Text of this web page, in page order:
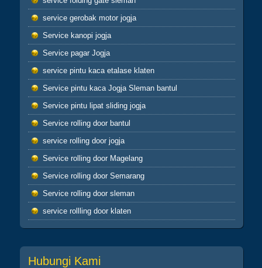
untuk dirimu sendiri dan jika engkau berbuat
buruk maka perbuatan burukmu itu untuk
dirimu sendiri(Q.S.17:7) tiada yang tertukar
atau meleset jangan pernah salahkan keadaan
atau orang lain karena semua perbuatan kita
pasti kembali kepada diri kita sendiri
hikmah 4
Apabila telah ditunaikan sholat,maka
bertebaranlah kamu dimuka bumi dan carilah
karunia Allah dan ingatlah allah banyak-
banyak agar kamu beruntung (Q.S.62:10)
Sahabatku..karunia Allah tak hanya berbentuk
uang,bisa
ilmu,hikmah,kesehatan,silaturahmi,kekuatan
iman dan lain-lain. Insyaallah semua jadi
ibadah
service gerobak motor jogja
Service kanopi jogja
Service pagar Jogja
service pintu kaca etalase klaten
Service pintu kaca Jogja Sleman bantul
Service pintu lipat sliding jogja
Service rolling door bantul
service rolling door jogja
Service rolling door Magelang
Service rolling door Semarang
Service rolling door sleman
service rollling door klaten
Hubungi Kami